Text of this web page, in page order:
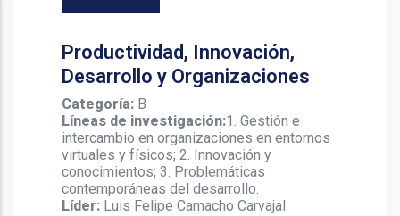
Productividad, Innovación,
Desarrollo y Organizaciones
Categoría: B
Líneas de investigación:1. Gestión e
intercambio en organizaciones en entornos
virtuales y físicos; 2. Innovación y
conocimientos; 3. Problemáticas
contemporáneas del desarrollo.
Líder: Luis Felipe Camacho Carvajal